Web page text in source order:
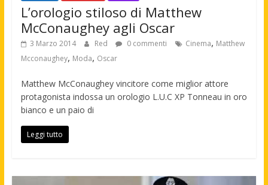
L’orologio stiloso di Matthew
McConaughey agli Oscar
3 Marzo 2014 Red 0 commenti Cinema, Matthew
Mcconaughey, Moda, Oscar
Matthew McConaughey vincitore come miglior attore
protagonista indossa un orologio L.U.C XP Tonneau in oro
bianco e un paio di
Leggi tutto